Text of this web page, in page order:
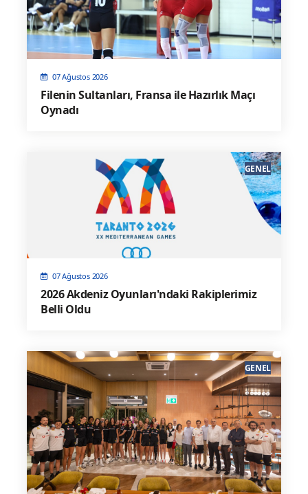
07 Ağustos 2026
Filenin Sultanları, Fransa ile Hazırlık Maçı
Oynadı
07 Ağustos 2026
2026 Akdeniz Oyunları'ndaki Rakiplerimiz
Belli Oldu
GENEL
GENEL